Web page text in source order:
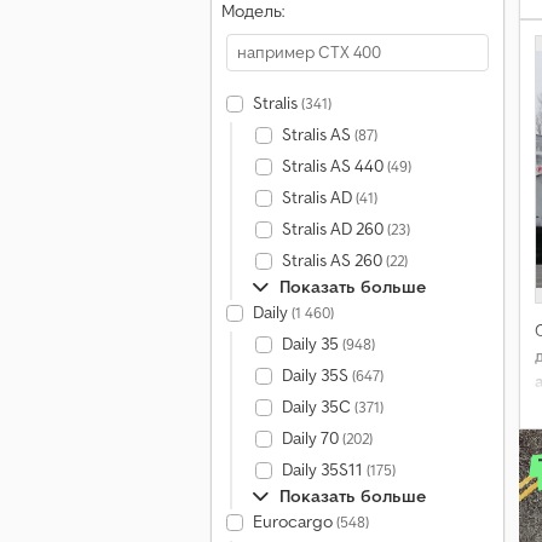
Модель:
Stralis(341)
Stralis AS (87)
Stralis AS 440(49)
Stralis AD(41)
Stralis AD 260(23)
Stralis AS 260(22)
Показать больше
Daily(1 460)
Daily 35 (948)
Daily 35S (647)
Daily 35C (371)
Daily 70(202)
Daily 35S11 (175)
Показать больше
Eurocargo(548)